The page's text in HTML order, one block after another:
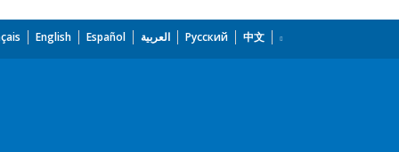
English Español العربية Русский 中文